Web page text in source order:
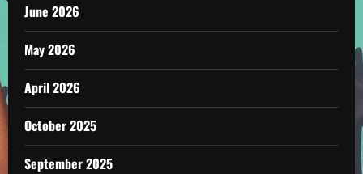
June 2026
May 2026
April 2026
October 2025
September 2025